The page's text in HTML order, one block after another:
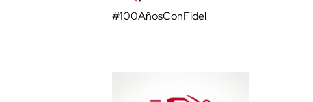
#100AñosConFidel